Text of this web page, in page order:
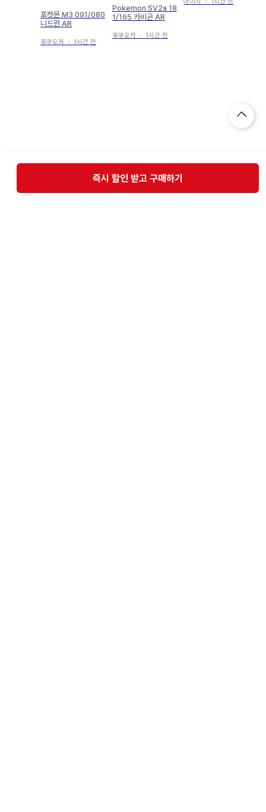
포켓몬 M3 091/080
니드런 AR
후쿠오카 ・ 1시간 전
Pokemon SV2a 18
1/165 카비곤 AR
후쿠오카・ 1시간 전
즉시 할인 받고 구매하기